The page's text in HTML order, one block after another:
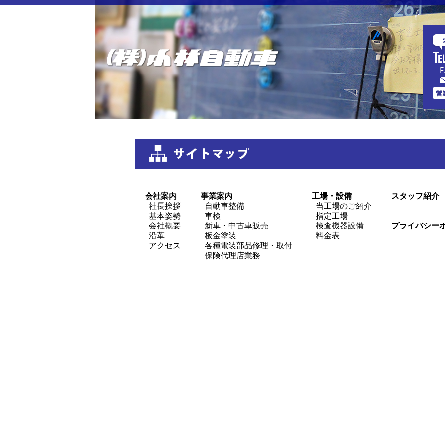
会社案内
社長挨拶
基本姿勢
会社概要
沿革
アクセス
事業案内
自動車整備
車検
新車・中古車販売
板金塗装
各種電装部品修理・取付
保険代理店業務
工場・設備
当工場のご紹介
指定工場
検査機器設備
料金表
スタッフ紹介
プライバシー